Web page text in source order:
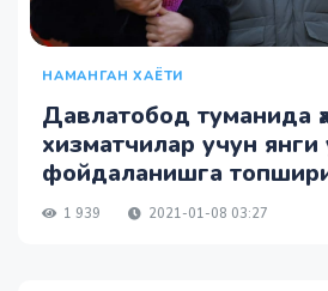
НАМАНГАН ХАЁТИ
Давлатобод туманида
хизматчилар учун
фойдаланишга
1 939 2021-01-08 03:27